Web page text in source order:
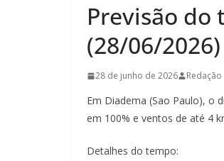
Previsão do
(28/06/2026)
28 de junho de 2026 Redação
Em Diadema (Sao Paulo), o
em 100% e ventos de até 4
Detalhes do tempo: